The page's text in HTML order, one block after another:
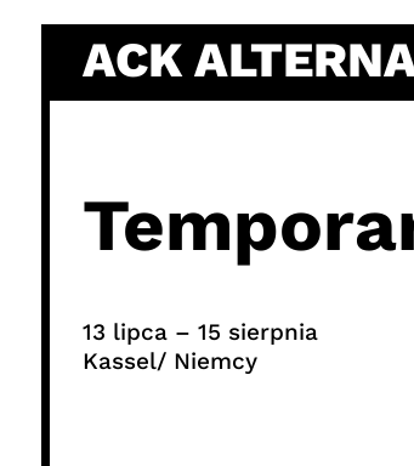
content
ACK
13 lipca – 15 sierpnia
Kassel/ Niemcy